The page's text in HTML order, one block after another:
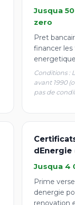
Jusqua
zero
Pret
financer les
Conditions :
avant 1990
pas de
dEnergie
Jusqua 4
Prime
denergie
renovation